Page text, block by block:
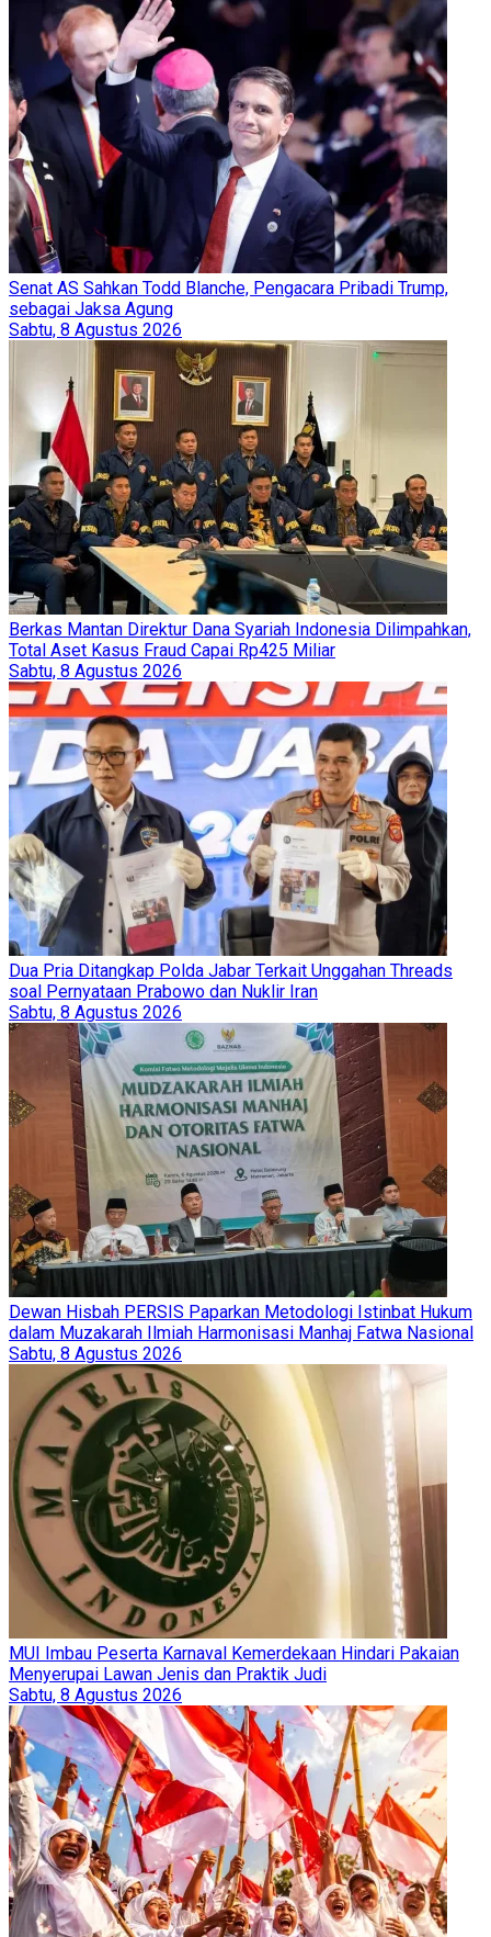
Senat AS Sahkan Todd Blanche, Pengacara Pribadi Trump,
sebagai Jaksa Agung
Sabtu, 8 Agustus 2026
Berkas Mantan Direktur Dana Syariah Indonesia Dilimpahkan,
Total Aset Kasus Fraud Capai Rp425 Miliar
Sabtu, 8 Agustus 2026
Dua Pria Ditangkap Polda Jabar Terkait Unggahan Threads
soal Pernyataan Prabowo dan Nuklir Iran
Sabtu, 8 Agustus 2026
Dewan Hisbah PERSIS Paparkan Metodologi Istinbat Hukum
dalam Muzakarah Ilmiah Harmonisasi Manhaj Fatwa Nasional
Sabtu, 8 Agustus 2026
MUI Imbau Peserta Karnaval Kemerdekaan Hindari Pakaian
Menyerupai Lawan Jenis dan Praktik Judi
Sabtu, 8 Agustus 2026